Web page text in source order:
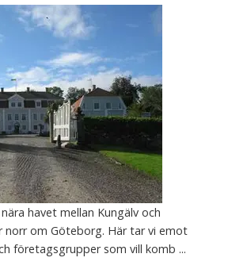
havet mellan Kungälv och
norr om Göteborg. Här tar vi emot
företagsgrupper som vill komb ...